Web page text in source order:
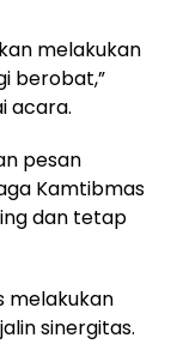
melakukan
berobat,”
acara.
pesan
Kamtibmas
dan tetap
melakukan
sinergitas.